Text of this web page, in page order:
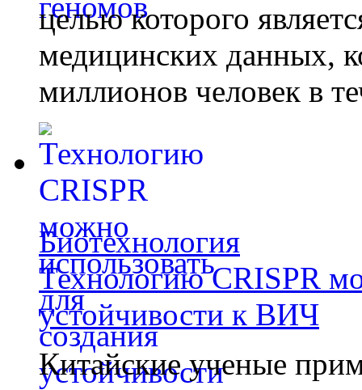
целью которого
медицинских данных,
миллионов человек в
Биотехнология
Технологию CRISPR
устойчивости к ВИЧ
Китайские ученые